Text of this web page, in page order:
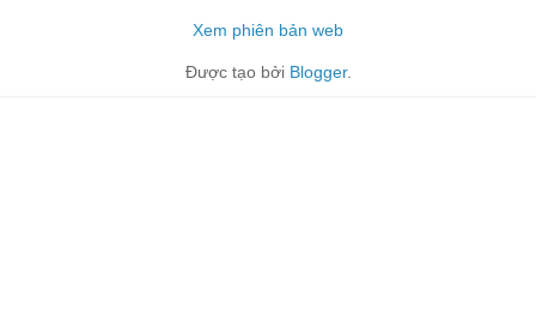
Xem phiên bản web
Được tạo bởi Blogger.